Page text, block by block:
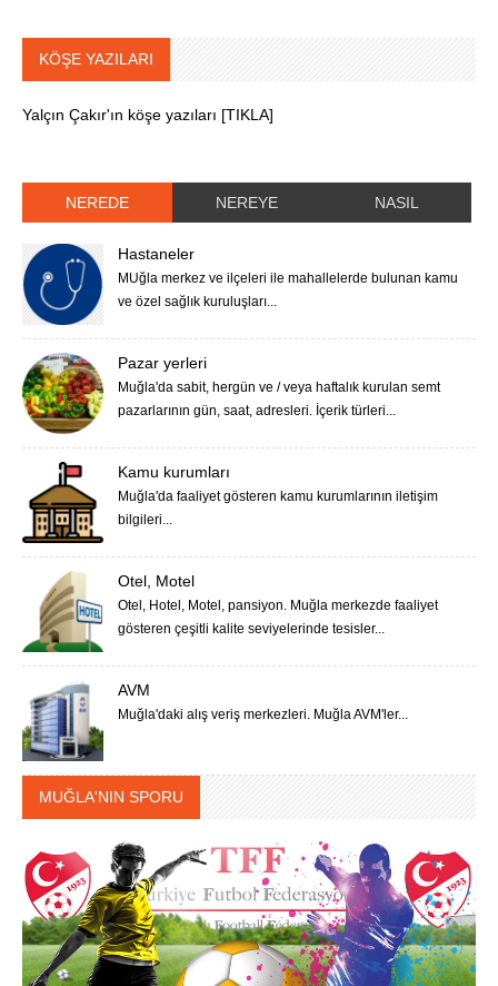
KÖŞE YAZILARI
Yalçın Çakır'ın köşe yazıları [TIKLA]
NEREDE NEREYE NASIL
Hastaneler
MUğla merkez ve ilçeleri ile mahallelerde bulunan kamu
ve özel sağlık kuruluşları...
Pazar yerleri
Muğla'da sabit, hergün ve / veya haftalık kurulan semt
pazarlarının gün, saat, adresleri. İçerik türleri...
Kamu kurumları
Muğla'da faaliyet gösteren kamu kurumlarının iletişim
bilgileri...
Otel, Motel
Otel, Hotel, Motel, pansiyon. Muğla merkezde faaliyet
gösteren çeşitli kalite seviyelerinde tesisler...
AVM
Muğla'daki alış veriş merkezleri. Muğla AVM'ler...
MUĞLA'NIN SPORU